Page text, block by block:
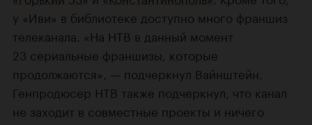
у «Иви» в библиотеке доступно много франшиз
телеканала. «На НТВ в данный момент
23 сериальные франшизы, которые
продолжаются», — подчеркнул Вайнштейн.
Генпродюсер НТВ также подчеркнул, что канал
не заходит в совместные проекты и ничего